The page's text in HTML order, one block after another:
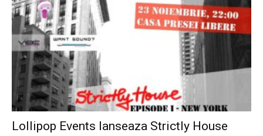
Lollipop Events lanseaza Strictly House